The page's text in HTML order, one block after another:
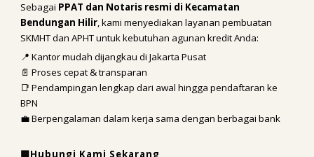
Sebagai PPAT dan Notaris resmi di Kecamatan
Bendungan Hilir , kami menyediakan layanan pembuatan
SKMHT dan APHT untuk kebutuhan agunan kredit Anda:
📍 Kantor mudah dijangkau di Jakarta Pusat
📄 Proses cepat & transparan
📑 Pendampingan lengkap dari awal hingga pendaftaran ke
BPN
💼 Berpengalaman dalam kerja sama dengan berbagai bank
🟩Hubungi Kami Sekarang